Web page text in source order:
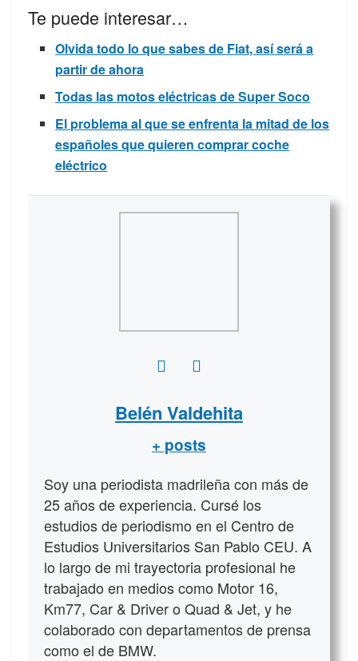
Te puede interesar…
Olvida todo lo que sabes de Fiat, así será a
partir de ahora
Todas las motos eléctricas de Super Soco
El problema al que se enfrenta la mitad de los
españoles que quieren comprar coche
eléctrico
Belén Valdehita
+ posts
Soy una periodista madrileña con más de
25 años de experiencia. Cursé los
estudios de periodismo en el Centro de
Estudios Universitarios San Pablo CEU. A
lo largo de mi trayectoria profesional he
trabajado en medios como Motor 16,
Km77, Car & Driver o Quad & Jet, y he
colaborado con departamentos de prensa
como el de BMW.